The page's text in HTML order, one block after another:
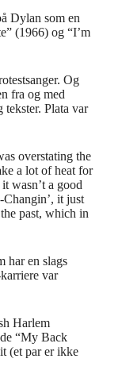
Dylan som en
(1966) og “I’m
Og
fra og med
tekster. Plata var
overstating the
a lot of heat for
wasn’t a good
it just
past, which in
har en slags
var
Harlem
“My Back
(et par er ikke